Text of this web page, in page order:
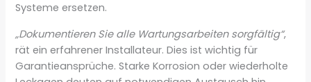
Systeme ersetzen.
„Dokumentieren Sie alle Wartungsarbeiten sorgfältig“,
rät ein erfahrener Installateur. Dies ist wichtig für
Garantieansprüche. Starke Korrosion oder wiederholte